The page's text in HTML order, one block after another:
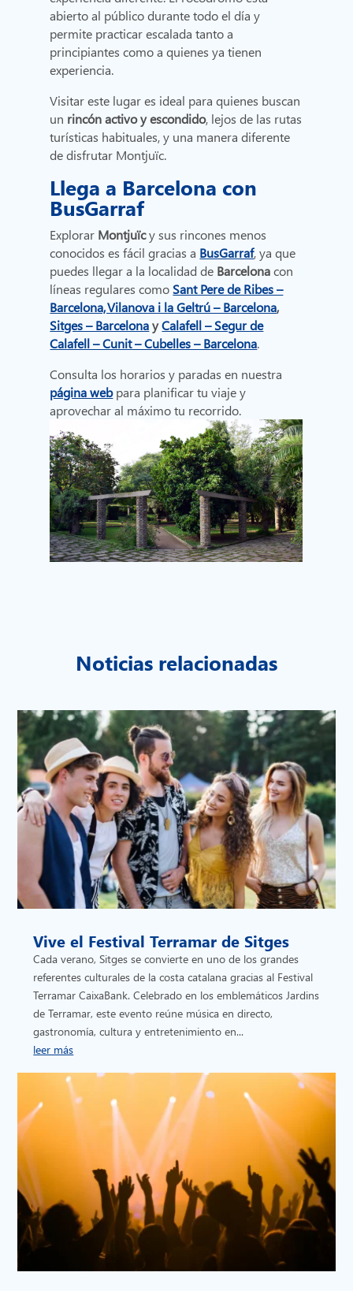
abierto al público durante todo el día y
permite practicar escalada tanto a
principiantes como a quienes ya tienen
experiencia.
Visitar este lugar es ideal para quienes buscan
un rincón activo y escondido, lejos de las rutas
turísticas habituales, y una manera diferente
de disfrutar Montjuïc.
Llega a Barcelona con
BusGarraf
Explorar Montjuïcy sus rincones menos
conocidos es fácil gracias a BusGarraf, ya que
puedes llegar a la localidad de Barcelonacon
líneas regulares como Sant Pere de Ribes –
Barcelona, Vilanova i la Geltrú – Barcelona,
Sitges – BarcelonayCalafell – Segur de
Calafell – Cunit – Cubelles – Barcelona.
Consulta los horarios y paradas en nuestra
página webpara planificar tu viaje y
aprovechar al máximo tu recorrido.
Noticias relacionadas
Vive el Festival Terramar de Sitges
Cada verano, Sitges se convierte en uno de los grandes
referentes culturales de la costa catalana gracias al Festival
Terramar CaixaBank. Celebrado en los emblemáticos Jardins
de Terramar, este evento reúne música en directo,
gastronomía, cultura y entretenimiento en...
leer más